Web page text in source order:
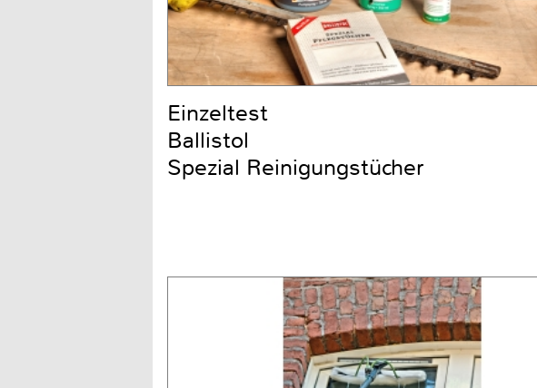
Einzeltest
Ballistol
Spezial Reinigungstücher